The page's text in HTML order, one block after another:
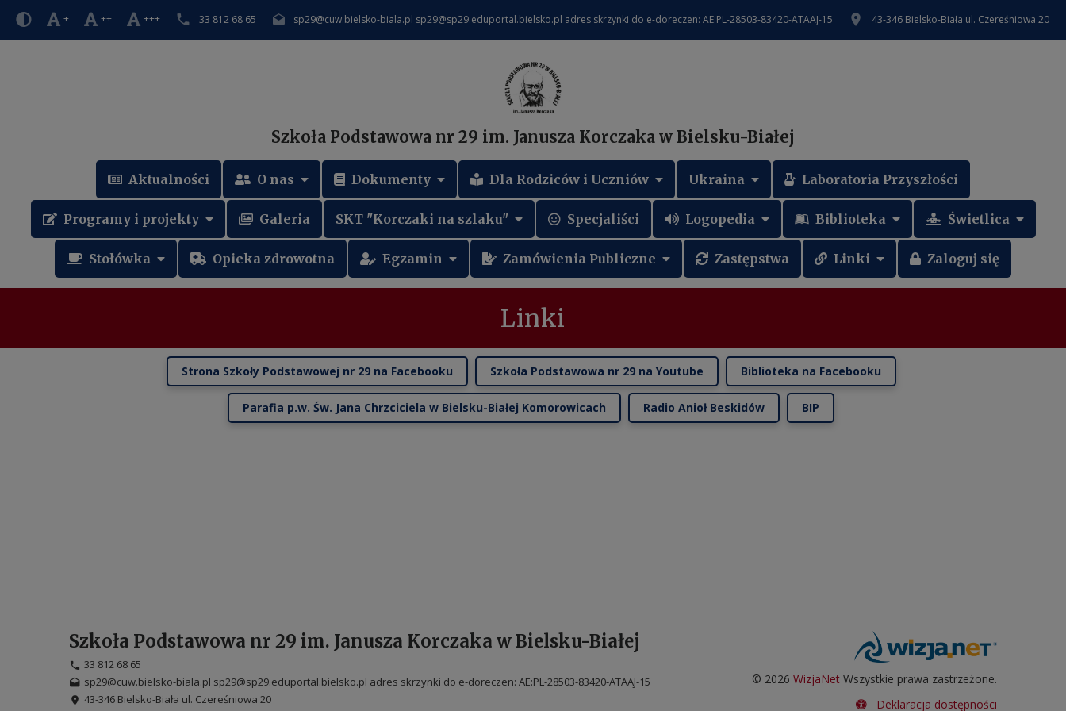
+ ++ +++ 33 812 68 65 sp29@cuw.bielsko-biala.pl sp29@sp29.eduportal.bielsko.pl adres skrzynki do e-doreczen: AE:PL-28503-83420-ATAAJ-15 43-346 Bielsko-Biała ul. Czereśniowa 20
Szkoła Podstawowa nr 29 im. Janusza Korczaka w Bielsku-Białej
Aktualności O nas Dokumenty Dla Rodziców i Uczniów Ukraina Laboratoria Przyszłości
Programy i projekty Galeria SKT "Korczaki na szlaku" Specjaliści Logopedia Biblioteka Świetlica
Stołówka Opieka zdrowotna Egzamin Zamówienia Publiczne Zastępstwa Linki Zaloguj się
Linki
Strona Szkoły Podstawowej nr 29 na Facebooku Szkoła Podstawowa nr 29 na Youtube Biblioteka na Facebooku
Parafia p.w. Św. Jana Chrzciciela w Bielsku-Białej Komorowicach Radio Anioł Beskidów BIP
Szkoła Podstawowa nr 29 im. Janusza Korczaka w Bielsku-Białej
33 812 68 65
sp29@cuw.bielsko-biala.pl sp29@sp29.eduportal.bielsko.pl adres skrzynki do e-doreczen: AE:PL-28503-83420-ATAAJ-15
43-346 Bielsko-Biała ul. Czereśniowa 20
© 2026 WizjaNet Wszystkie prawa zastrzeżone.
Deklaracja dostępności